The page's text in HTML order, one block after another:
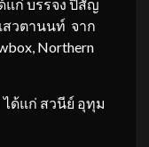
แก่ บรรจง ปิสัญ
วตานนท์ จาก
Northern
ด้แก่ สวนีย์ อุทุม